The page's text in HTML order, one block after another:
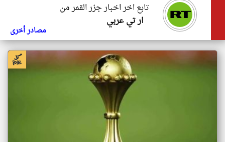
تابع اخر اخبار جزر القمر من
ار تي عربي
مصادر أخرى